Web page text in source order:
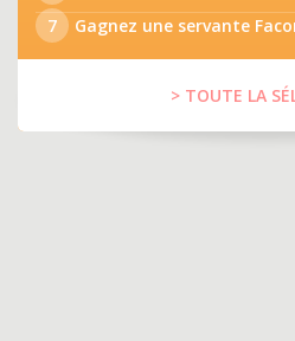
7
Gagnez une servante
> TOUTE LA